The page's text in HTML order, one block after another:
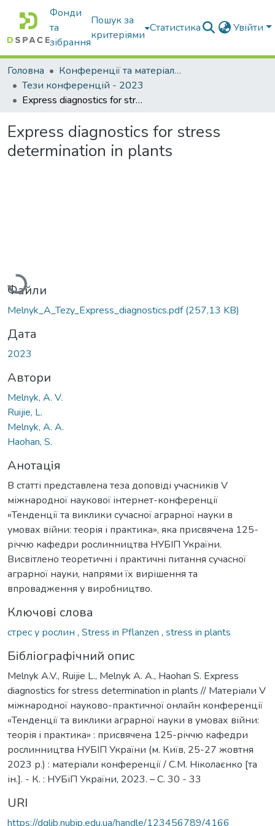
Фонди
та
зібрання
Пошук за
критеріями
Статистика Увійти
Головна
Конференції та матеріали конференцій
Тези конференцій - 2023
Express diagnostics for stress determination in plants
Express diagnostics for stress
determination in plants
Вантажиться...
Файли
Melnyk_A_Tezy_Express_diagnostics.pdf(257,13 KB)
Дата
2023
Автори
Melnyk, A. V.
Ruijie, L.
Melnyk, A. A.
Haohan, S.
Анотація
В статті представлена теза доповіді учасників V
міжнародної наукової інтернет-конференції
«Тенденції та виклики сучасної аграрної науки в
умовах війни: теорія і практика», яка присвячена 125-
річчю кафедри рослинництва НУБІП України.
Висвітлено теоретичні і практичні питання сучасної
аграрної науки, напрями їх вирішення та
впровадження у виробництво.
Ключові слова
стрес у рослин , Stress in Pflanzen , stress in plants
Бібліографічний опис
Melnyk A.V., Ruijie L., Melnyk A. A., Haohan S. Express
diagnostics for stress determination in plants // Матеріали V
міжнародної науково-практичної онлайн конференції
«Тенденції та виклики аграрної науки в умовах війни:
теорія і практика» : присвячена 125-річчю кафедри
рослинництва НУБІП України (м. Київ, 25-27 жовтня
2023 р.) : матеріали конференції / С.М. Ніколаєнко [та
ін.]. - К. : НУБіП України, 2023. – С. 30 - 33
URI
https://dglib.nubip.edu.ua/handle/123456789/4166